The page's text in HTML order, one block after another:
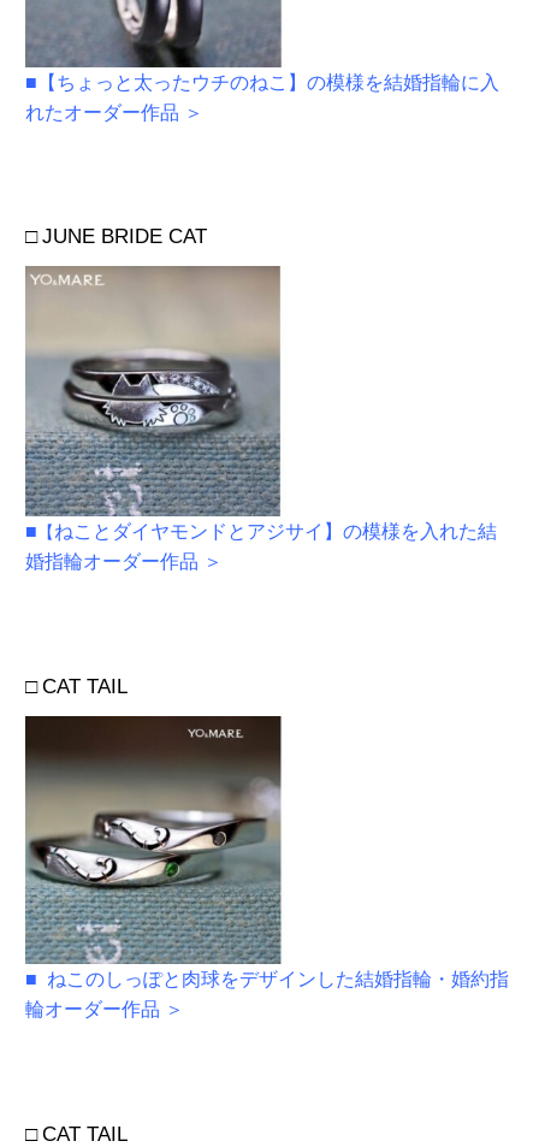
■ 【ちょっと太ったウチのねこ】の模様を結婚指輪に入
れたオーダー作品 ＞
□ JUNE BRIDE CAT
■ 【ねことダイヤモンドとアジサイ】の模様を入れた結
婚指輪オーダー作品 ＞
□ CAT TAIL
■ ねこのしっぽと肉球をデザインした結婚指輪・婚約指
輪オーダー作品 ＞
□ CAT TAIL